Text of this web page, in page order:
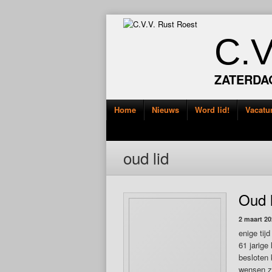
Home Nieuws Word lid!
oud lid
Oud
2 maart
enige
61 jarige
besloten
wensen